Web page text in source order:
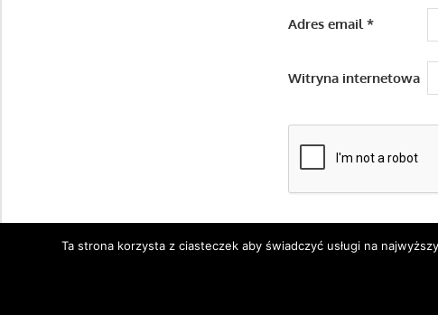
Adres email*
Witryna internetowa
Ta strona korzysta z ciasteczek aby świadczyć usługi na